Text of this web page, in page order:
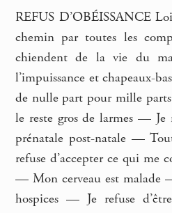
REFUS D’OBÉISSANCE
chemin par toutes les
chiendent de la vie du
l’impuissance et chapeaux-
de nulle part pour mille parts
le reste gros de larmes —
prénatale post-natale —
refuse d’accepter ce qui
— Mon cerveau est malade —
hospices — Je refuse